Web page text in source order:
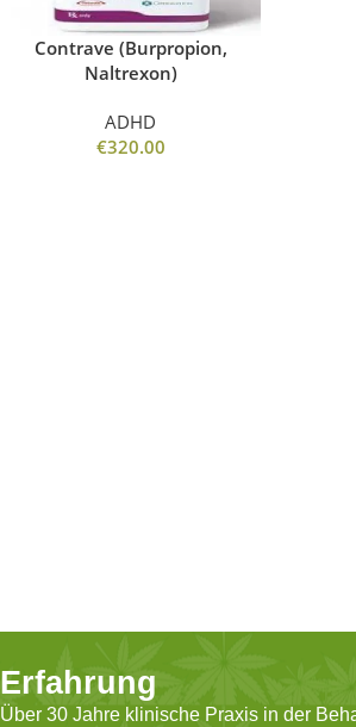
Contrave (Burpropion,
Naltrexon)
ADHD
€320.00
Erfahrung
Über 30 Jahre klinische Praxis in der